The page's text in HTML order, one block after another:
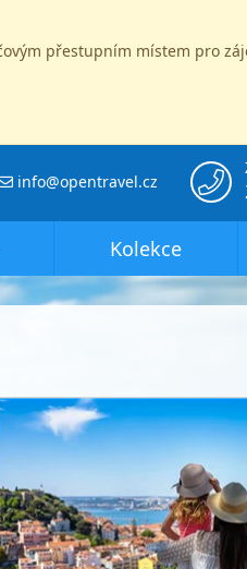
přestupním místem pro
info@opentravel.cz
Kolekce